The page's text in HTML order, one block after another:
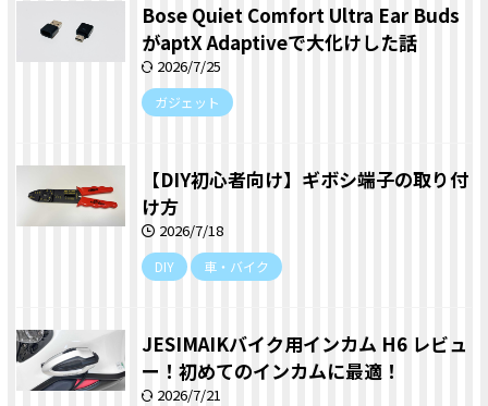
Bose Quiet Comfort Ultra Ear Buds
がaptX Adaptiveで大化けした話
2026/7/25
ガジェット
【DIY初心者向け】ギボシ端子の取り付
け方
2026/7/18
DIY 車・バイク
JESIMAIKバイク用インカム H6 レビュ
ー！初めてのインカムに最適！
2026/7/21